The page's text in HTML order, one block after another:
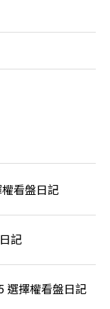
看盤日記
記
選擇權看盤日記